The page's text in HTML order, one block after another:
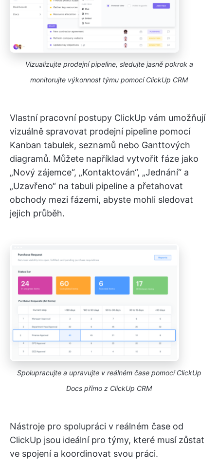
Vizualizujte prodejní pipeline, sledujte jasně pokrok a
monitorujte výkonnost týmu pomocí ClickUp CRM
Vlastní pracovní postupy ClickUp vám umožňují
vizuálně spravovat prodejní pipeline pomocí
Kanban tabulek, seznamů nebo Ganttových
diagramů. Můžete například vytvořit fáze jako
„Nový zájemce“, „Kontaktován“, „Jednání“ a
„Uzavřeno“ na tabuli pipeline a přetahovat
obchody mezi fázemi, abyste mohli sledovat
jejich průběh.
Spolupracujte a upravujte v reálném čase pomocí ClickUp
Docs přímo z ClickUp CRM
Nástroje pro spolupráci v reálném čase od
ClickUp jsou ideální pro týmy, které musí zůstat
ve spojení a koordinovat svou práci.